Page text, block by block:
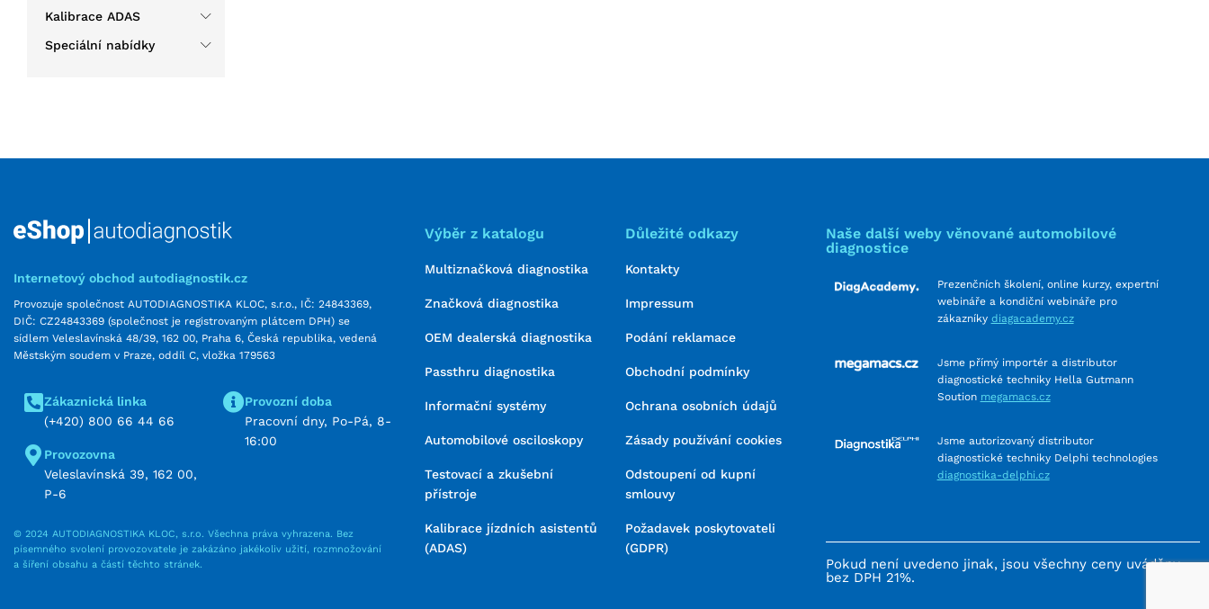
Kalibrace ADAS
Speciální nabídky
Internetový obchod autodiagnostik.cz
Provozuje společnost AUTODIAGNOSTIKA KLOC, s.r.o., IČ: 24843369,
DIČ: CZ24843369 (společnost je registrovaným plátcem DPH) se
sídlem Veleslavínská 48/39, 162 00, Praha 6, Česká republika, vedená
Městským soudem v Praze, oddíl C, vložka 179563
Zákaznická linka
(+420) 800 66 44 66
Provozovna
Veleslavínská 39, 162 00,
P-6
Provozní doba
Pracovní dny, Po-Pá, 8-
16:00
© 2024 AUTODIAGNOSTIKA KLOC, s.r.o. Všechna práva vyhrazena. Bez
písemného svolení provozovatele je zakázáno jakékoliv užití, rozmnožování
a šíření obsahu a částí těchto stránek.
Výběr z katalogu
Multiznačková diagnostika
Značková diagnostika
OEM dealerská diagnostika
Passthru diagnostika
Informační systémy
Automobilové osciloskopy
Testovací a zkušební
přístroje
Kalibrace jízdních asistentů
(ADAS)
Důležité odkazy
Kontakty
Impressum
Podání reklamace
Obchodní podmínky
Ochrana osobních údajů
Zásady používání cookies
Odstoupení od kupní
smlouvy
Požadavek poskytovateli
(GDPR)
Naše další weby věnované automobilové
diagnostice
Prezenčních školení, online kurzy, expertní
webináře a kondiční webináře pro
zákazníky diagacademy.cz
Jsme přímý importér a distributor
diagnostické techniky Hella Gutmann
Soution megamacs.cz
Jsme autorizovaný distributor
diagnostické techniky Delphi technologies
diagnostika-delphi.cz
Pokud není uvedeno jinak, jsou všechny ceny uváděny
bez DPH 21%.